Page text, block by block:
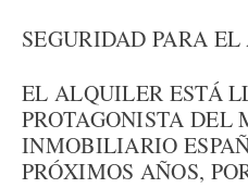
SEGURIDAD PARA
EL ALQUILER ESTÁ
PROTAGONISTA DEL
INMOBILIARIO
PRÓXIMOS AÑOS,